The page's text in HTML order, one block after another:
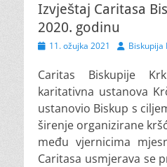
Izvještaj Caritasa
2020. godinu
Posted11. ožujka 2021 AuthorBiskupija
Caritas Biskupije
karitativna ustanova
ustanovio Biskup s
širenje organizirane
među vjernicima
Caritasa usmjerava se